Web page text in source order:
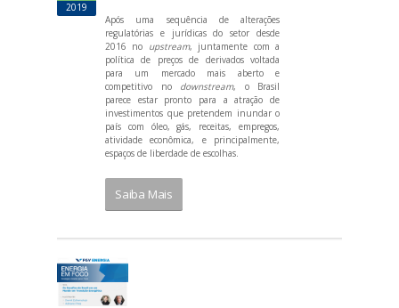
2019
Após uma sequência de alterações
regulatórias e jurídicas do setor desde
2016 no upstream, juntamente com a
política de preços de derivados voltada
para um mercado mais aberto e
competitivo no downstream, o Brasil
parece estar pronto para a atração de
investimentos que pretendem inundar o
país com óleo, gás, receitas, empregos,
atividade econômica, e principalmente,
espaços de liberdade de escolhas.
Saiba Mais